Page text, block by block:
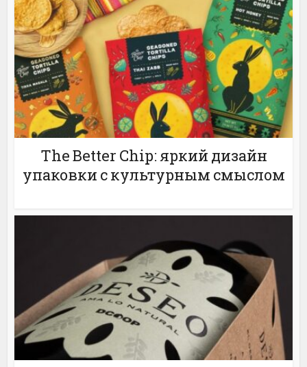
The Better Chip: яркий дизайн
упаковки с культурным смыслом